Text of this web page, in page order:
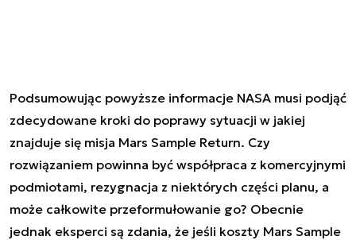
Podsumowując powyższe informacje NASA musi podjąć
zdecydowane kroki do poprawy sytuacji w jakiej
znajduje się misja Mars Sample Return. Czy
rozwiązaniem powinna być współpraca z komercyjnymi
podmiotami, rezygnacja z niektórych części planu, a
może całkowite przeformułowanie go? Obecnie
jednak eksperci są zdania, że jeśli koszty Mars Sample